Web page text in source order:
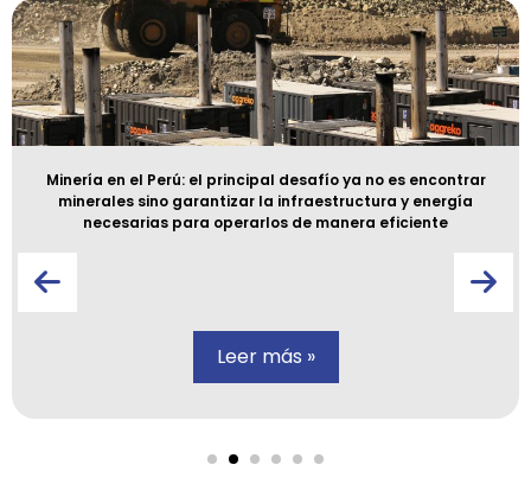
Minería en el Perú: el principal desafío ya no es encontrar
minerales sino garantizar la infraestructura y energía
necesarias para operarlos de manera eficiente
Leer más »